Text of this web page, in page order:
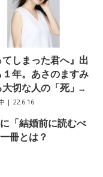
てしまった君へ』出
年。あさのますみ
切な人の「死」...
| 22.6.16
「結婚前に読むべ
冊とは？